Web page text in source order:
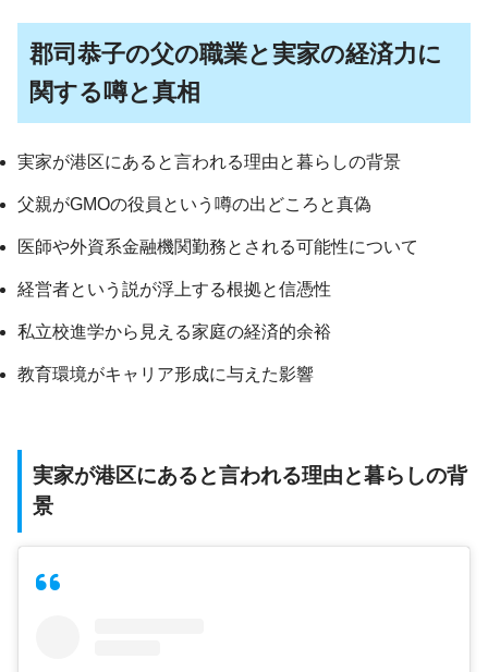
郡司恭子の父の職業と実家の経済力に
関する噂と真相
実家が港区にあると言われる理由と暮らしの背景
父親がGMOの役員という噂の出どころと真偽
医師や外資系金融機関勤務とされる可能性について
経営者という説が浮上する根拠と信憑性
私立校進学から見える家庭の経済的余裕
教育環境がキャリア形成に与えた影響
実家が港区にあると言われる理由と暮らしの背
景